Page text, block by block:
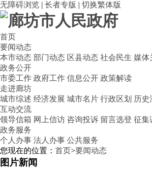
无障碍浏览 | 长者专版 | 切换繁体版
首页
要闻动态
本市动态 部门动态 区县动态 社会民生 媒体
政务公开
市委工作 政府工作 信息公开 政策解读
走进廊坊
城市综述 经济发展 城市名片 行政区划 历史
互动交流
领导信箱 网上信访 咨询投诉 留言选登 征集
政务服务
个人办事 法人办事 公共服务
您现在的位置： 首页>要闻动态
图片新闻